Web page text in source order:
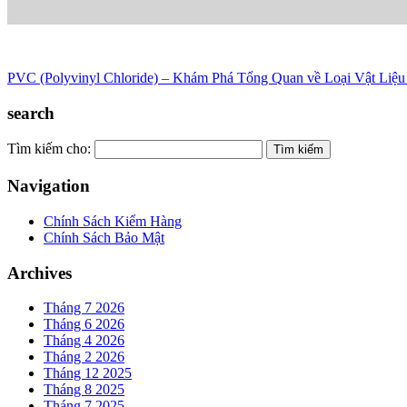
PVC (Polyvinyl Chloride) – Khám Phá Tổng Quan về Loại Vật
search
Tìm kiếm cho:
Navigation
Chính Sách Kiểm Hàng
Chính Sách Bảo Mật
Archives
Tháng 7 2026
Tháng 6 2026
Tháng 4 2026
Tháng 2 2026
Tháng 12 2025
Tháng 8 2025